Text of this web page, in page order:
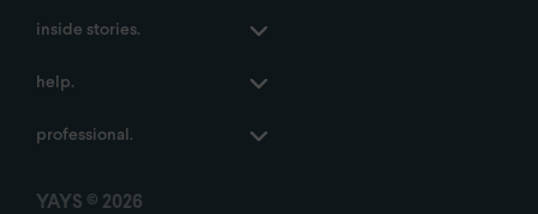
Anvers
Amsterdam
La Haye
inside stories.
insiders guides
things to do
influencers’ pick
help.
faqs
professional.
development
YAYS © 2026